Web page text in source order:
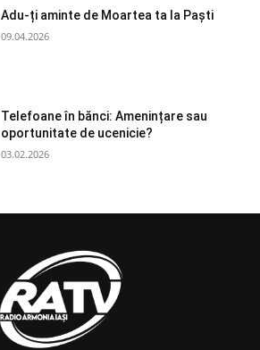
Adu-ți aminte de Moartea ta la Paști
09.04.2026
Telefoane în bănci: Amenințare sau
oportunitate de ucenicie?
03.02.2026